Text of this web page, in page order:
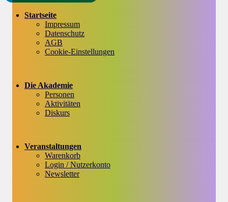
Startseite
Impressum
Datenschutz
AGB
Cookie-Einstellungen
Die Akademie
Personen
Aktivitäten
Diskurs
Veranstaltungen
Warenkorb
Login / Nutzerkonto
Newsletter